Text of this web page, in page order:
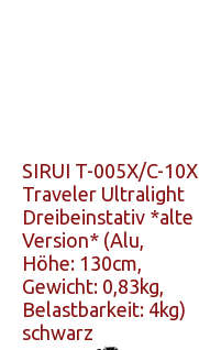
SIRUI T-005X/C-10X
Traveler Ultralight
Dreibeinstativ *alte
Version* (Alu,
Höhe: 130cm,
Gewicht: 0,83kg,
Belastbarkeit: 4kg)
schwarz